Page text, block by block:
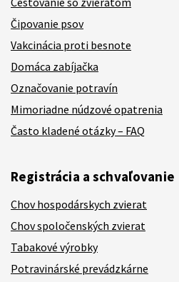
Čipovanie psov
Vakcinácia proti besnote
Domáca zabíjačka
Označovanie potravín
Mimoriadne núdzové opatrenia
Často kladené otázky – FAQ
Registrácia a schvaľovanie
Chov hospodárskych zvierat
Chov spoločenských zvierat
Tabakové výrobky
Potravinárské prevádzkárne